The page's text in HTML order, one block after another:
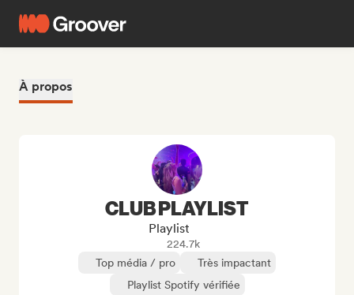
À propos
CLUB PLAYLIST
Playlist
224.7k
Top média / pro
Très impactant
Playlist Spotify vérifiée